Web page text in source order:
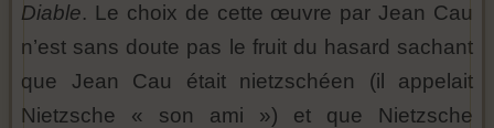
Diable. Le choix de cette œuvre par Jean Cau
n’est sans doute pas le fruit du hasard sachant
que Jean Cau était nietzschéen (il appelait
Nietzsche « son ami ») et que Nietzsche